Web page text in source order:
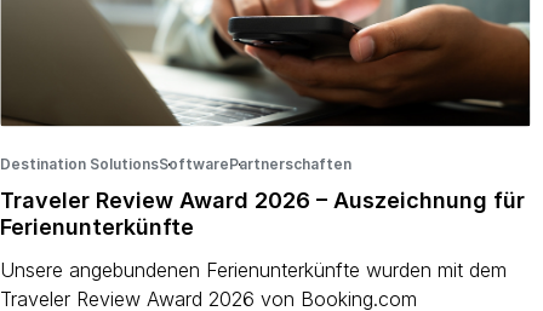
Destination Solutions ·
Software ·
Partnerschaften
Traveler Review Award 2026 – Auszeichnung für
Ferienunterkünfte
Unsere angebundenen Ferienunterkünfte wurden mit dem
Traveler Review Award 2026 von Booking.com